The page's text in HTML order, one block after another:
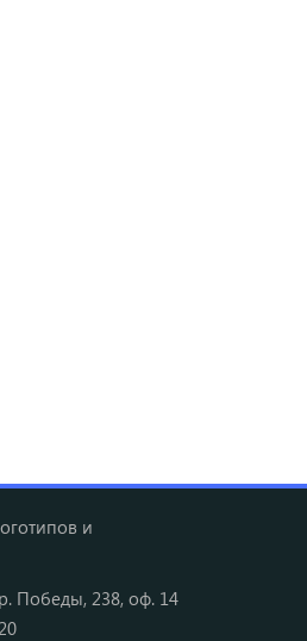
и
Победы, 238, оф. 14